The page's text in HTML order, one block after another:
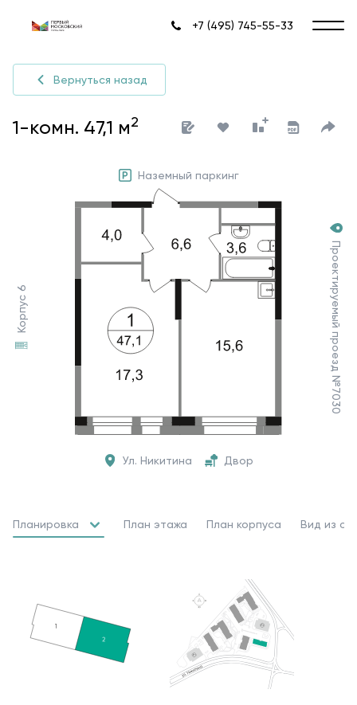
+7 (495) 745-55-33
Вернуться назад
1-комн. 47,1 м2
Корпус 6 Проектируемый проезд №7030
Ул. Никитина Двор
Наземный паркинг
Планировка План этажа План корпуса Вид из